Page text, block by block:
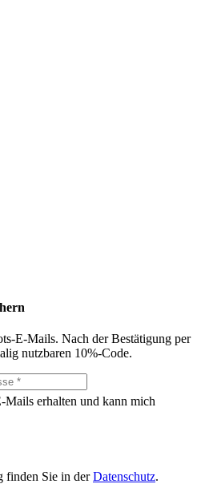
E-Mails. Nach der Bestätigung per
nutzbaren 10%-Code.
Mails erhalten und kann mich
finden Sie in derDatenschutz.